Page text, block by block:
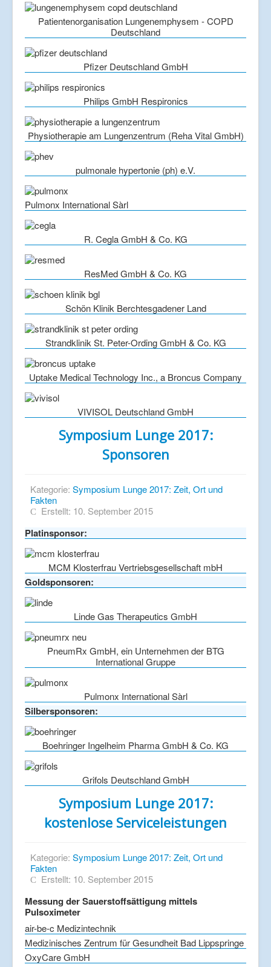
Patientenorganisation Lungenemphysem - COPD
Deutschland
Pfizer Deutschland GmbH
Philips GmbH Respironics
Physiotherapie am Lungenzentrum (Reha Vital GmbH)
pulmonale hypertonie (ph) e.V.
Pulmonx International Sàrl
R. Cegla GmbH & Co. KG
ResMed GmbH & Co. KG
Schön Klinik Berchtesgadener Land
Strandklinik St. Peter-Ording GmbH & Co. KG
Uptake Medical Technology Inc., a Broncus Company
VIVISOL Deutschland GmbH
Symposium Lunge 2017:
Sponsoren
Kategorie: Symposium Lunge 2017: Zeit, Ort und
Fakten
Erstellt: 10. September 2015
Platinsponsor:
MCM Klosterfrau Vertriebsgesellschaft mbH
Goldsponsoren:
Linde Gas Therapeutics GmbH
PneumRx GmbH, ein Unternehmen der BTG
International Gruppe
Pulmonx International Sàrl
Silbersponsoren:
Boehringer Ingelheim Pharma GmbH & Co. KG
Grifols Deutschland GmbH
Symposium Lunge 2017:
kostenlose Serviceleistungen
Kategorie: Symposium Lunge 2017: Zeit, Ort und
Fakten
Erstellt: 10. September 2015
Messung der Sauerstoffsättigung mittels
Pulsoximeter
air-be-c Medizintechnik
Medizinisches Zentrum für Gesundheit Bad Lippspringe
OxyCare GmbH